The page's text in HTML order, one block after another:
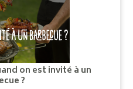
on est invité à un
?